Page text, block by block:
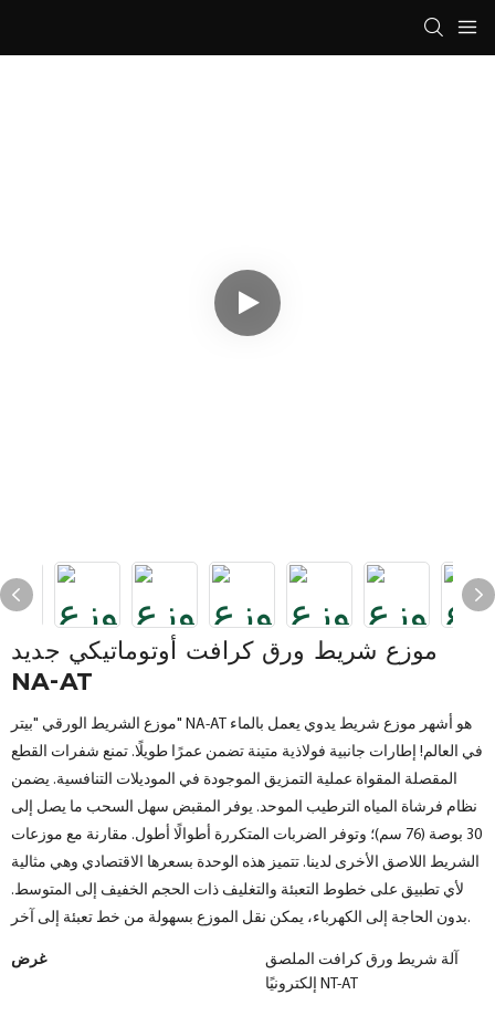
موزع شريط ورق كرافت أوتوماتيكي جديد
NA-AT
موزع الشريط الورقي "بيتر" NA-AT هو أشهر موزع شريط يدوي يعمل بالماء
في العالم! إطارات جانبية فولاذية متينة تضمن عمرًا طويلًا. تمنع شفرات القطع
المقصلة المقواة عملية التمزيق الموجودة في الموديلات التنافسية. يضمن
نظام فرشاة المياه الترطيب الموحد. يوفر المقبض سهل السحب ما يصل إلى
30 بوصة (76 سم)؛ وتوفر الضربات المتكررة أطوالًا أطول. مقارنة مع موزعات
الشريط اللاصق الأخرى لدينا. تتميز هذه الوحدة بسعرها الاقتصادي وهي مثالية
لأي تطبيق على خطوط التعبئة والتغليف ذات الحجم الخفيف إلى المتوسط.
بدون الحاجة إلى الكهرباء، يمكن نقل الموزع بسهولة من خط تعبئة إلى آخر.
غرض
آلة شريط ورق كرافت الملصق
إلكترونيًا NT-AT